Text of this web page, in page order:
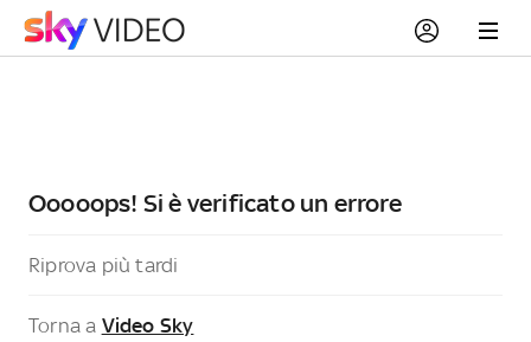
Ooooops! Si è verificato un errore
Riprova più tardi
Torna a Video Sky